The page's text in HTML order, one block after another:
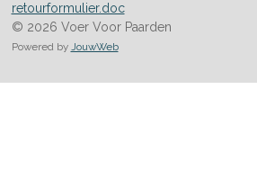
retourformulier.doc
© 2026 Voer Voor Paarden
Powered by JouwWeb